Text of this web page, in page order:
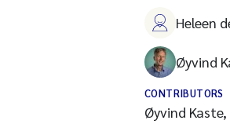
Heleen
Øyvind
CONTRIBUTORS
Øyvind Kaste,